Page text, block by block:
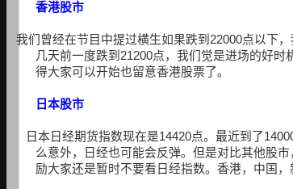
香港股市
我们曾经在节目中提过横生如果跌到 22000点以下，
几天前一度跌到 21200点，我们觉是进场的好时
得大家可以开始也留意香港股票了。
日本股市
日本日经期货指数现在是14420点。最近到了
么意外，日经也可能会反弹。但是对比其他股
励大家还是暂时不要看日经指数。香港，中国，